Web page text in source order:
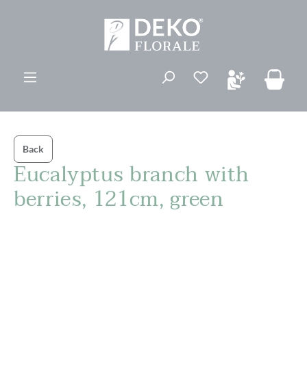
Du har 0
Back
Eucalyptus branch with
berries, 121cm, green